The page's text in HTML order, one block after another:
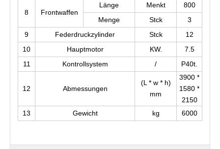
8 Frontwaffen
Länge Menkt
800
Menge
Stck
3
9
Federdruckzylinder Stck
12
10
Hauptmotor KW.
7.5
11
Kontrollsystem / P40t.
12 Abmessungen
(L * w * h)
mm
3900 *
1580 *
2150
13
Gewicht kg 6000